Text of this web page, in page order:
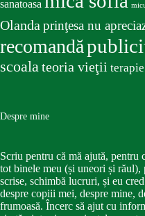
sanatoasa
Olandaprinţesa nu
recomandă
scoalateoria vieţii terapie
Despre mine
Scriu pentru că mă ajută, pentru
tot binele meu (și uneori și răul),
scrise, schimbă lucruri, și eu
despre copiii mei, despre mine,
frumoasă. Încerc să ajut cu